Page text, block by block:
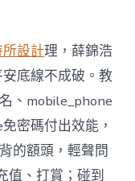
設計理，薛錦浩
底線不成破。教
、mobile_phone
密碼付出效能，
的額頭，輕聲問
值、打賞；碰到